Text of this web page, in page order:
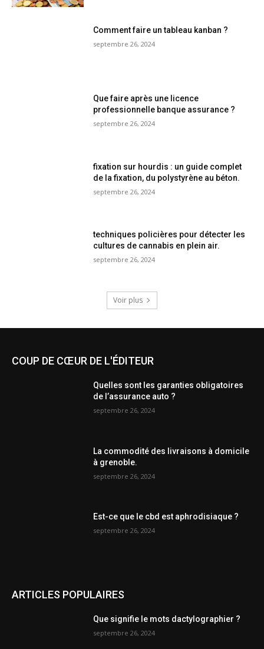
Comment faire un tableau kanban ?
septembre 26, 2024
Que faire après une licence
professionnelle banque assurance ?
septembre 26, 2024
fixation sur hourdis : un guide complet
de la fixation, du polystyrène au béton.
septembre 26, 2024
techniques policières pour détecter les
cultures de cannabis en plein air.
septembre 26, 2024
Voir plus
COUP DE CŒUR DE L'ÉDITEUR
Quelles sont les garanties obligatoires
de l’assurance auto ?
septembre 26, 2024
La commodité des livraisons à domicile
à grenoble.
septembre 26, 2024
Est-ce que le cbd est aphrodisiaque ?
septembre 26, 2024
ARTICLES POPULAIRES
Que signifie le mots dactylographier ?
septembre 26, 2024